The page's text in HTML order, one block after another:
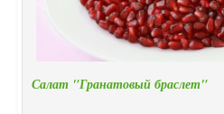
Салат "Гранатовый браслет"